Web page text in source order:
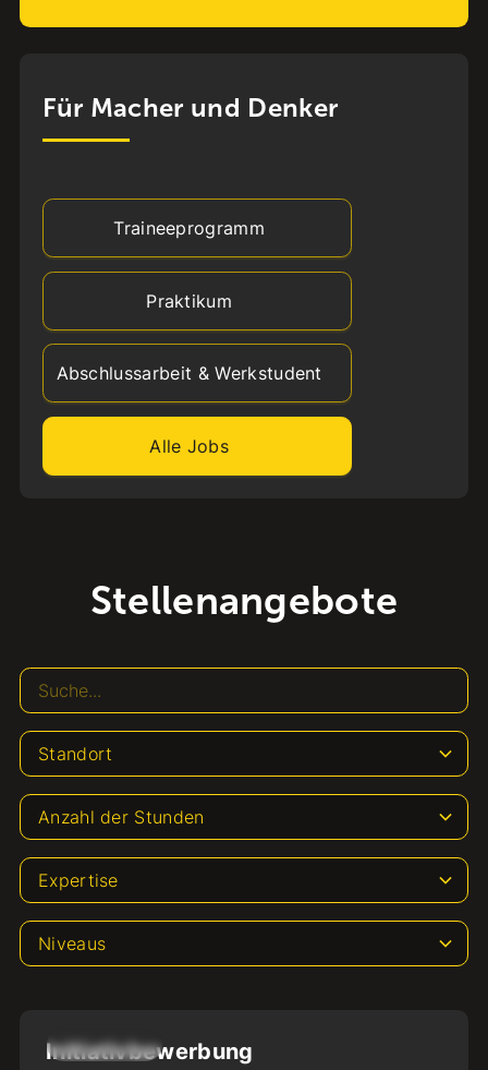
Für Macher und Denker
Traineeprogramm
Praktikum
Abschlussarbeit & Werkstudent
Alle Jobs
Stellenangebote
Standort
Anzahl der Stunden
Expertise
Niveaus
20-40 Std
Initiativbewerbung